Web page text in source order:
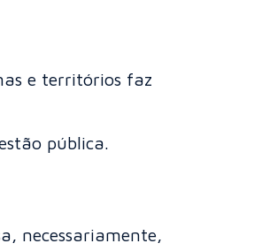
e territórios faz
pública.
necessariamente,